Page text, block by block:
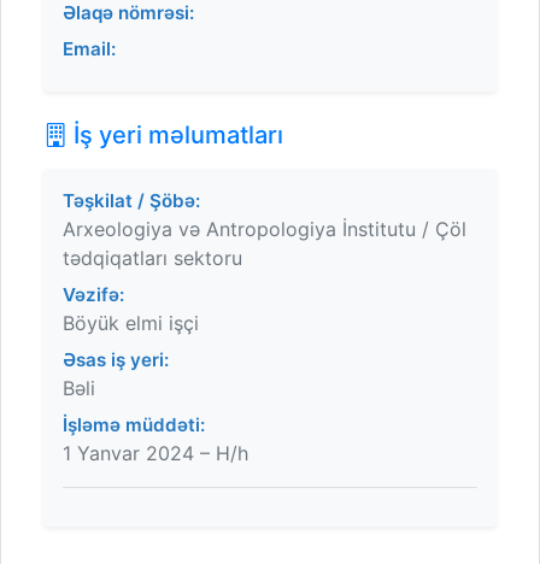
Əlaqə nömrəsi:
Email:
İş yeri məlumatları
Təşkilat / Şöbə:
Arxeologiya və Antropologiya İnstitutu / Çöl
tədqiqatları sektoru
Vəzifə:
Böyük elmi işçi
Əsas iş yeri:
Bəli
İşləmə müddəti:
1 Yanvar 2024 – H/h